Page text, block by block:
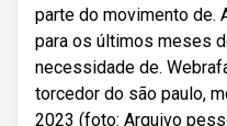
parte do movimento de.
para os últimos meses
necessidade de.
torcedor do são paulo,
2023 (foto: Arquivo